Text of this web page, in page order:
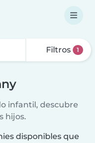
Filtros 1
infantil, descubre
hijos.
disponibles que